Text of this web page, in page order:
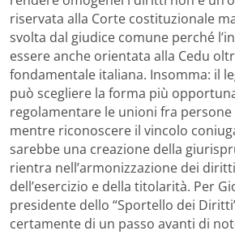
riservata alla Corte costituzionale
svolta dal giudice comune perché
essere anche orientata alla Cedu
fondamentale italiana. Insomma: il
può scegliere la forma più
regolamentare le unioni fra persone
mentre riconoscere il vincolo
sarebbe una creazione della
rientra nell’armonizzazione dei
dell’esercizio e della titolarità. Per
presidente dello “Sportello dei
certamente di un passo avanti di